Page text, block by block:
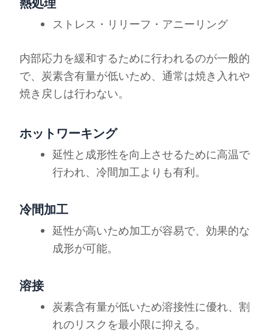
ストレス・リリーフ・アニーリング
内部応力を緩和するために行われるのが一般的
で、炭素含有量が低いため、通常は焼き入れや
焼き戻しは行わない。
ホットワーキング
延性と成形性を向上させるために高温で
行われ、冷間加工よりも有利。
冷間加工
延性が高いため加工が容易で、効果的な
成形が可能。
溶接
炭素含有量が低いため溶接性に優れ、割
れのリスクを最小限に抑える。